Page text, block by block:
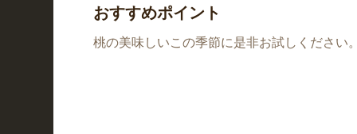
おすすめポイント
桃の美味しいこの季節に是非お試しください